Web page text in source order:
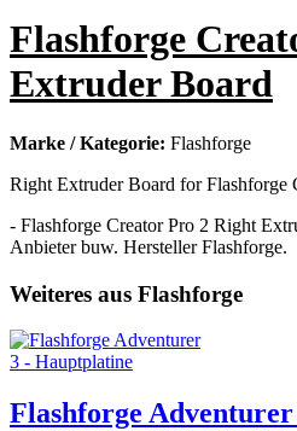
Flashforge
Extruder Board
Marke / Kategorie: Flashforge
Right Extruder Board for Flashforge
- Flashforge Creator Pro 2 Right
Anbieter buw. Hersteller Flashforge.
Weiteres aus Flashforge
Flashforge